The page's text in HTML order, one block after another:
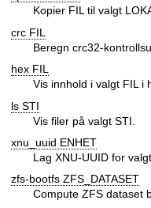
Kopier FIL til valgt
crc FIL
Beregn crc32-
hex FIL
Vis innhold i valgt FIL i
ls STI
Vis filer på valgt STI.
xnu_uuid ENHET
Lag XNU-UUID for
zfs-bootfs ZFS_DATASET
Compute ZFS dataset